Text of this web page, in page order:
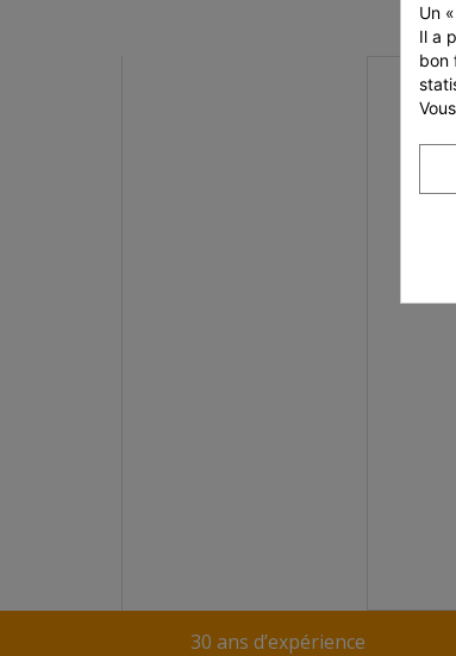
30 ans d’expérience
Un
Il a
bon